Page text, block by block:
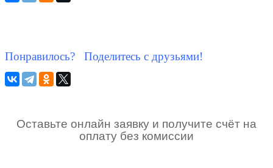
Понравилось? Поделитесь с друзьями!
Оставьте онлайн заявку и получите счёт на
оплату без комиссии